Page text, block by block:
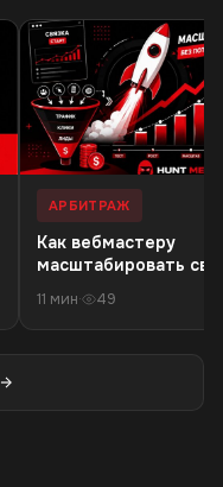
АРБИТРАЖ
Как вебмастеру
масштабировать
трафика
11 мин· 49